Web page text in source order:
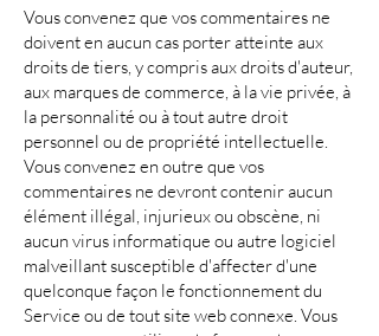
Vous convenez que vos commentaires ne
doivent en aucun cas porter atteinte aux
droits de tiers, y compris aux droits d'auteur,
aux marques de commerce, à la vie privée, à
la personnalité ou à tout autre droit
personnel ou de propriété intellectuelle.
Vous convenez en outre que vos
commentaires ne devront contenir aucun
élément illégal, injurieux ou obscène, ni
aucun virus informatique ou autre logiciel
malveillant susceptible d'affecter d'une
quelconque façon le fonctionnement du
Service ou de tout site web connexe. Vous